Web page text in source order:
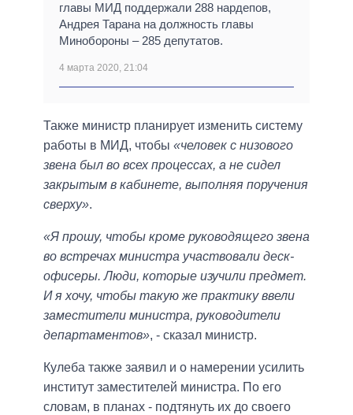
главы МИД поддержали 288 нардепов,
Андрея Тарана на должность главы
Минобороны – 285 депутатов.
4 марта 2020, 21:04
Также министр планирует изменить систему
работы в МИД, чтобы «человек с низового
звена был во всех процессах, а не сидел
закрытым в кабинете, выполняя поручения
сверху».
«Я прошу, чтобы кроме руководящего звена
во встречах министра участвовали деск-
офисеры. Люди, которые изучили предмет.
И я хочу, чтобы такую же практику ввели
заместители министра, руководители
департаментов», - сказал министр.
Кулеба также заявил и о намерении усилить
институт заместителей министра. По его
словам, в планах - подтянуть их до своего